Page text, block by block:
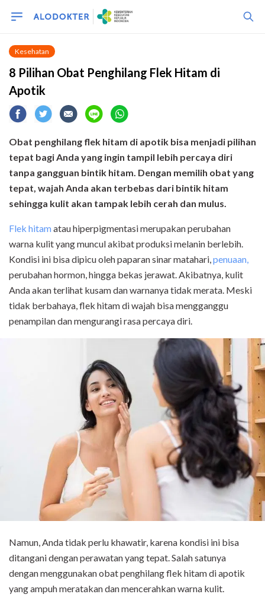
Kesehatan
8 Pilihan Obat Penghilang Flek Hitam di
Apotik
Obat penghilang flek hitam di apotik bisa menjadi pilihan
tepat bagi Anda yang ingin tampil lebih percaya diri
tanpa gangguan bintik hitam. Dengan memilih obat yang
tepat, wajah Anda akan terbebas dari bintik hitam
sehingga kulit akan tampak lebih cerah dan mulus.
Flek hitamatau hiperpigmentasi merupakan perubahan
warna kulit yang muncul akibat produksi melanin berlebih.
Kondisi ini bisa dipicu oleh paparan sinar matahari,penuaan,
perubahan hormon, hingga bekas jerawat. Akibatnya, kulit
Anda akan terlihat kusam dan warnanya tidak merata. Meski
tidak berbahaya, flek hitam di wajah bisa mengganggu
penampilan dan mengurangi rasa percaya diri.
Namun, Anda tidak perlu khawatir, karena kondisi ini bisa
ditangani dengan perawatan yang tepat. Salah satunya
dengan menggunakan obat penghilang flek hitam di apotik
yang ampuh meratakan dan mencerahkan warna kulit.